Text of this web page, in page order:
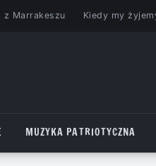
z Marrakeszu Kiedy my
MUZYKA PATRIOTYCZNA